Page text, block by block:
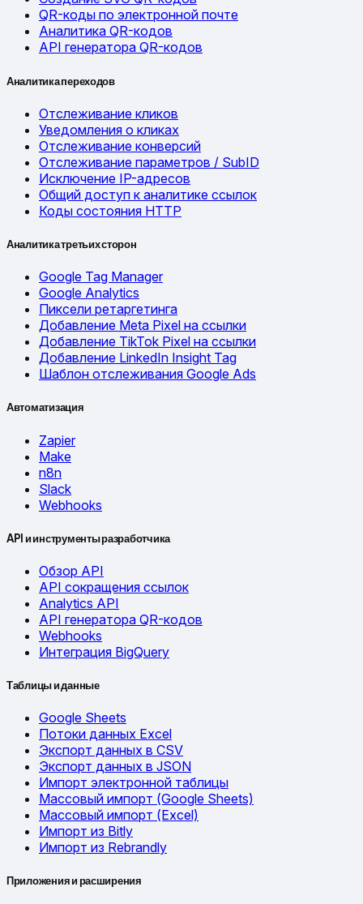
QR-коды по электронной почте
Аналитика QR-кодов
API генератора QR-кодов
Аналитика переходов
Отслеживание кликов
Уведомления о кликах
Отслеживание конверсий
Отслеживание параметров / SubID
Исключение IP-адресов
Общий доступ к аналитике ссылок
Коды состояния HTTP
Аналитика третьих сторон
Google Tag Manager
Google Analytics
Пиксели ретаргетинга
Добавление Meta Pixel на ссылки
Добавление TikTok Pixel на ссылки
Добавление LinkedIn Insight Tag
Шаблон отслеживания Google Ads
Автоматизация
Zapier
Make
n8n
Slack
Webhooks
API и инструменты разработчика
Обзор API
API сокращения ссылок
Analytics API
API генератора QR-кодов
Webhooks
Интеграция BigQuery
Таблицы и данные
Google Sheets
Потоки данных Excel
Экспорт данных в CSV
Экспорт данных в JSON
Импорт электронной таблицы
Массовый импорт (Google Sheets)
Массовый импорт (Excel)
Импорт из Bitly
Импорт из Rebrandly
Приложения и расширения